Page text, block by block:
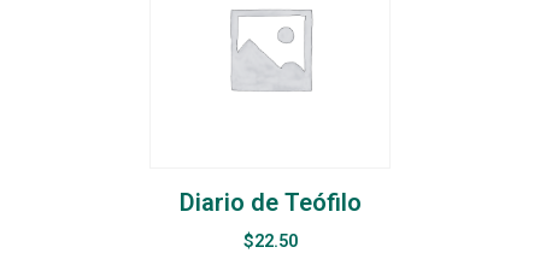
Diario de Teófilo
$22.50